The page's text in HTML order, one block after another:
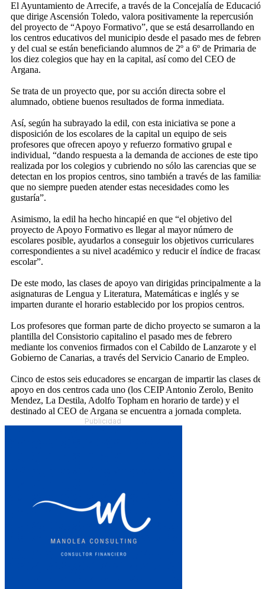
El Ayuntamiento de Arrecife, a través de la Concejalía de Educación
que dirige Ascensión Toledo, valora positivamente la repercusión
del proyecto de “Apoyo Formativo”, que se está desarrollando en
los centros educativos del municipio desde el pasado mes de febrero
y del cual se están beneficiando alumnos de 2º a 6º de Primaria de
los diez colegios que hay en la capital, así como del CEO de
Argana.
Se trata de un proyecto que, por su acción directa sobre el
alumnado, obtiene buenos resultados de forma inmediata.
Así, según ha subrayado la edil, con esta iniciativa se pone a
disposición de los escolares de la capital un equipo de seis
profesores que ofrecen apoyo y refuerzo formativo grupal e
individual, “dando respuesta a la demanda de acciones de este tipo
realizada por los colegios y cubriendo no sólo las carencias que se
detectan en los propios centros, sino también a través de las familias,
que no siempre pueden atender estas necesidades como les
gustaría”.
Asimismo, la edil ha hecho hincapié en que “el objetivo del
proyecto de Apoyo Formativo es llegar al mayor número de
escolares posible, ayudarlos a conseguir los objetivos curriculares
correspondientes a su nivel académico y reducir el índice de fracaso
escolar”.
De este modo, las clases de apoyo van dirigidas principalmente a las
asignaturas de Lengua y Literatura, Matemáticas e inglés y se
imparten durante el horario establecido por los propios centros.
Los profesores que forman parte de dicho proyecto se sumaron a la
plantilla del Consistorio capitalino el pasado mes de febrero
mediante los convenios firmados con el Cabildo de Lanzarote y el
Gobierno de Canarias, a través del Servicio Canario de Empleo.
Cinco de estos seis educadores se encargan de impartir las clases de
apoyo en dos centros cada uno (los CEIP Antonio Zerolo, Benito
Mendez, La Destila, Adolfo Topham en horario de tarde) y el
destinado al CEO de Argana se encuentra a jornada completa.
Publicidad